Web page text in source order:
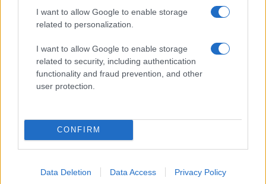
I want to allow Google to enable storage
related to personalization.
I want to allow Google to enable storage
related to security, including authentication
functionality and fraud prevention, and other
user protection.
CONFIRM
Data Deletion Data Access Privacy Policy
Brent chute de 8,3% : les matières premières corrigent en août